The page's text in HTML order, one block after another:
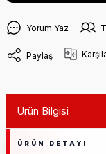
Yorum Yaz
Paylaş
Ürün Bilgisi